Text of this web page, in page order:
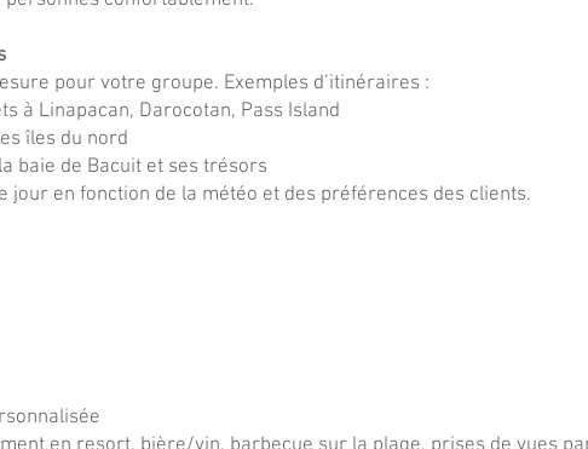
pour votre groupe. Exemples d’itinéraires :
à Linapacan, Darocotan, Pass Island
îles du nord
baie de Bacuit et ses trésors
jour en fonction de la météo et des préférences des clients.